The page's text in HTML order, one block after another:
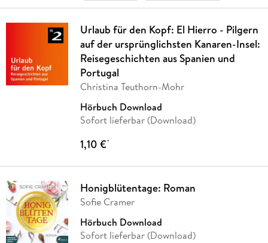
Urlaub für den Kopf: El Hierro - Pilgern
auf der ursprünglichsten Kanaren-Insel:
Reisegeschichten aus Spanien und
Portugal
Christina Teuthorn-Mohr
Hörbuch Download
Sofort lieferbar (Download)
1,10 €*
Honigblütentage: Roman
Sofie Cramer
Hörbuch Download
Sofort lieferbar (Download)